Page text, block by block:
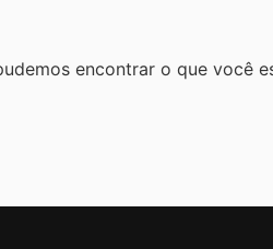
encontrar o que você